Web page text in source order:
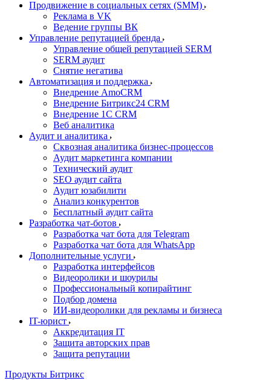
Продвижение в социальных сетях (SMM)
Реклама в VK
Ведение группы ВК
Управление репутацией бренда
Управление общей репутацией SERM
SERM аудит
Снятие негатива
Автоматизация и поддержка
Внедрение AmoCRM
Внедрение Битрикс24 CRM
Внедрение 1C CRM
Веб аналитика
Аудит и аналитика
Сквозная аналитика бизнес-процессов
Аудит маркетинга компании
Технический аудит
SEO аудит сайта
Аудит юзабилити
Анализ конкурентов
Бесплатный аудит сайта
Разработка чат-ботов
Разработка чат бота для Telegram
Разработка чат бота для WhatsApp
Дополнительные услуги
Разработка интерфейсов
Видеоролики и шоурилы
Профессиональный копирайтинг
Подбор домена
ИИ-видеоролики для рекламы и бизнеса
IT-юрист
Аккредитация IT
Защита авторских прав
Защита репутации
Продукты Битрикс